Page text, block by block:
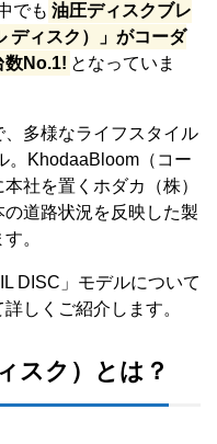
でも 油圧ディスクブレ
ディスク）」がコーダ
数No.1! となっていま
多様なライフスタイル
。KhodaaBloom（コー
社を置くホダカ（株）
道路状況を反映した製
。
DISC」モデルについて
しくご紹介します。
スク）とは？